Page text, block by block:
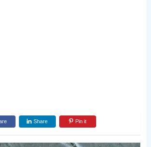
Share Pin it